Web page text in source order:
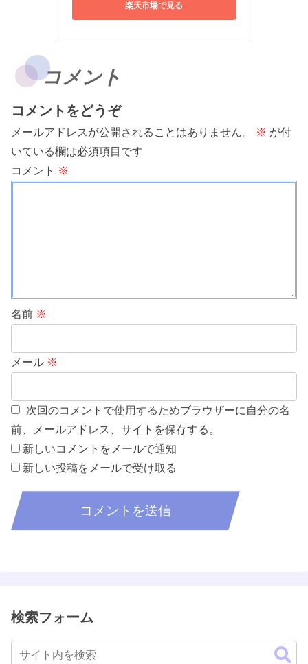
楽天市場で見る
コメント
コメントをどうぞ
メールアドレスが公開されることはありません。 ※ が付
いている欄は必須項目です
コメント ※
名前 ※
メール ※
次回のコメントで使用するためブラウザーに自分の名
前、メールアドレス、サイトを保存する。
新しいコメントをメールで通知
新しい投稿をメールで受け取る
検索フォーム